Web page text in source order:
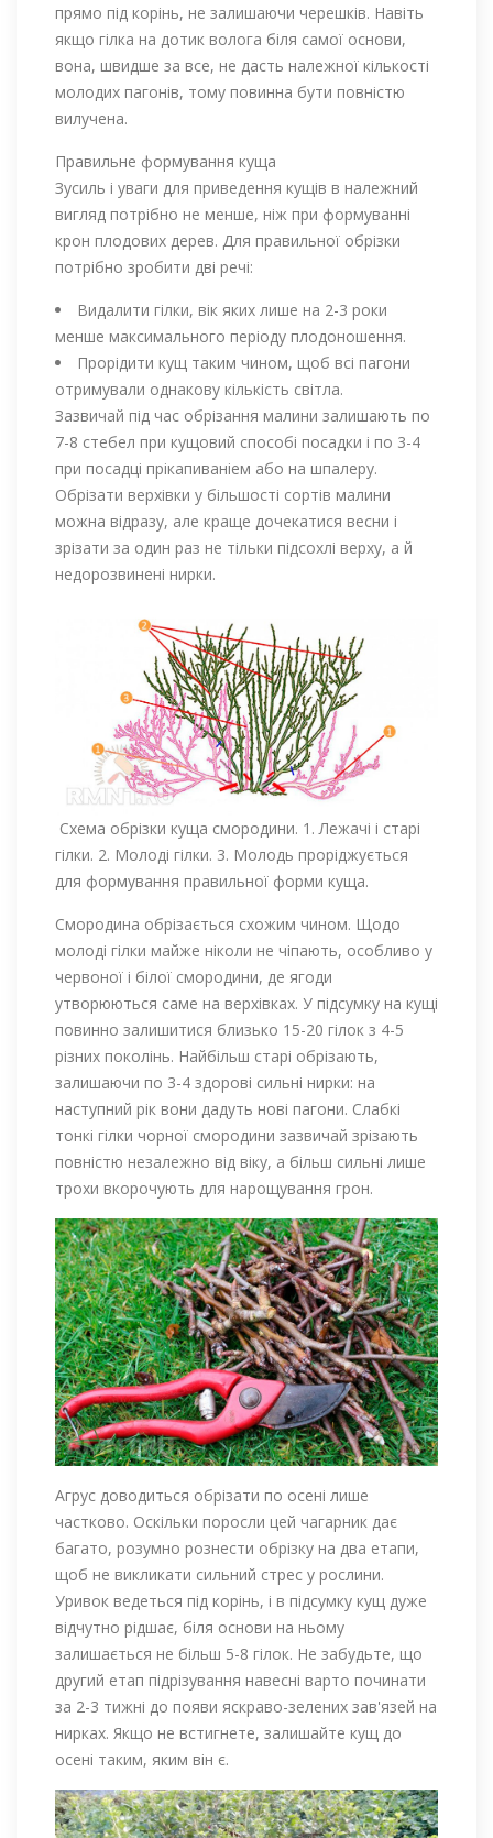
прямо під корінь, не залишаючи черешків. Навіть
якщо гілка на дотик волога біля самої основи,
вона, швидше за все, не дасть належної кількості
молодих пагонів, тому повинна бути повністю
вилучена.
Правильне формування куща
Зусиль і уваги для приведення кущів в належний
вигляд потрібно не менше, ніж при формуванні
крон плодових дерев. Для правильної обрізки
потрібно зробити дві речі:
Видалити гілки, вік яких лише на 2-3 роки
менше максимального періоду плодоношення.
Прорідити кущ таким чином, щоб всі пагони
отримували однакову кількість світла.
Зазвичай під час обрізання малини залишають по
7-8 стебел при кущовий способі посадки і по 3-4
при посадці прікапиваніем або на шпалеру.
Обрізати верхівки у більшості сортів малини
можна відразу, але краще дочекатися весни і
зрізати за один раз не тільки підсохлі верху, а й
недорозвинені нирки.
Схема обрізки куща смородини. 1. Лежачі і старі
гілки. 2. Молоді гілки. 3. Молодь проріджується
для формування правильної форми куща.
Смородина обрізається схожим чином. Щодо
молоді гілки майже ніколи не чіпають, особливо у
червоної і білої смородини, де ягоди
утворюються саме на верхівках. У підсумку на кущі
повинно залишитися близько 15-20 гілок з 4-5
різних поколінь. Найбільш старі обрізають,
залишаючи по 3-4 здорові сильні нирки: на
наступний рік вони дадуть нові пагони. Слабкі
тонкі гілки чорної смородини зазвичай зрізають
повністю незалежно від віку, а більш сильні лише
трохи вкорочують для нарощування грон.
Агрус доводиться обрізати по осені лише
частково. Оскільки поросли цей чагарник дає
багато, розумно рознести обрізку на два етапи,
щоб не викликати сильний стрес у рослини.
Уривок ведеться під корінь, і в підсумку кущ дуже
відчутно рідшає, біля основи на ньому
залишається не більш 5-8 гілок. Не забудьте, що
другий етап підрізування навесні варто починати
за 2-3 тижні до появи яскраво-зелених зав'язей на
нирках. Якщо не встигнете, залишайте кущ до
осені таким, яким він є.